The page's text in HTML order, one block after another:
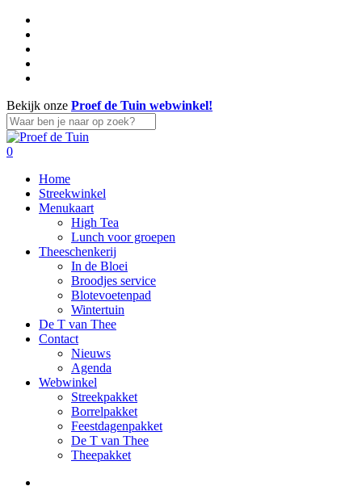
Skip
main
content
Bekijk onze Proef de Tuin webwinkel!
Close
Search
search
account
0
Home
Streekwinkel
Menukaart
High Tea
Lunch voor groepen
Theeschenkerij
In de Bloei
Broodjes service
Blotevoetenpad
Wintertuin
De T van Thee
Contact
Nieuws
Agenda
Webwinkel
Streekpakket
Borrelpakket
Feestdagenpakket
De T van Thee
Theepakket